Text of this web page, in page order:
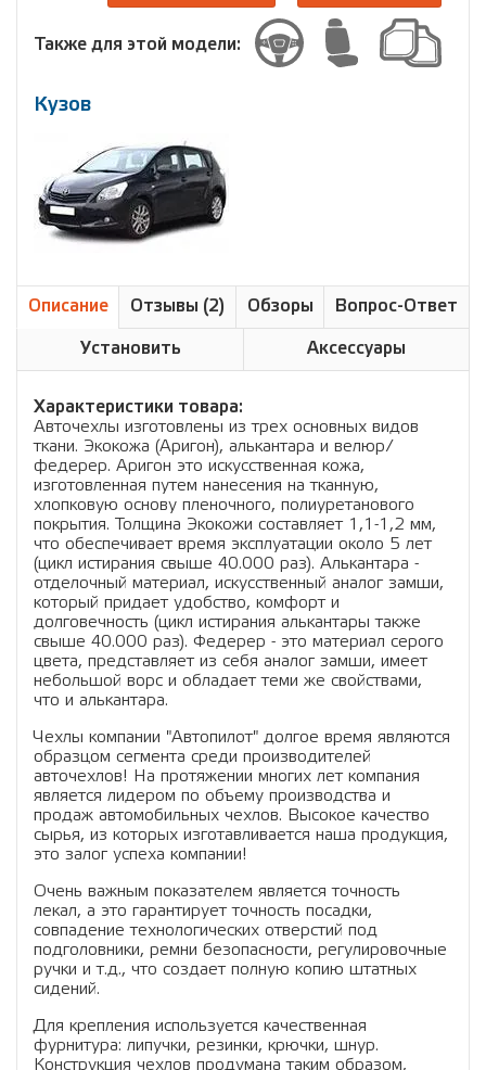
Кузов
Также для этой модели:
Описание Отзывы (2) Обзоры Вопрос-Ответ
Установить Аксессуары
Характеристики товара:
Авточехлы изготовлены из трех основных видов
ткани. Экокожа (Аригон), алькантара и велюр/
федерер. Аригон это искусственная кожа,
изготовленная путем нанесения на тканную,
хлопковую основу пленочного, полиуретанового
покрытия. Толщина Экокожи составляет 1,1-1,2 мм,
что обеспечивает время эксплуатации около 5 лет
(цикл истирания свыше 40.000 раз). Алькантара -
отделочный материал, искусственный аналог замши,
который придает удобство, комфорт и
долговечность (цикл истирания алькантары также
свыше 40.000 раз). Федерер - это материал серого
цвета, представляет из себя аналог замши, имеет
небольшой ворс и обладает теми же свойствами,
что и алькантара.
Чехлы компании "Автопилот" долгое время являются
образцом сегмента среди производителей
авточехлов! На протяжении многих лет компания
является лидером по объему производства и
продаж автомобильных чехлов. Высокое качество
сырья, из которых изготавливается наша продукция,
это залог успеха компании!
Очень важным показателем является точность
лекал, а это гарантирует точность посадки,
совпадение технологических отверстий под
подголовники, ремни безопасности, регулировочные
ручки и т.д., что создает полную копию штатных
сидений.
Для крепления используется качественная
фурнитура: липучки, резинки, крючки, шнур.
Конструкция чехлов продумана таким образом,